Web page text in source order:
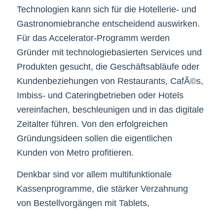
Technologien kann sich für die Hotellerie- und
Gastronomiebranche entscheidend auswirken.
Für das Accelerator-Programm werden
Gründer mit technologiebasierten Services und
Produkten gesucht, die Geschäftsabläufe oder
Kundenbeziehungen von Restaurants, CafÃ©s,
Imbiss- und Cateringbetrieben oder Hotels
vereinfachen, beschleunigen und in das digitale
Zeitalter führen. Von den erfolgreichen
Gründungsideen sollen die eigentlichen
Kunden von Metro profitieren.
Denkbar sind vor allem multifunktionale
Kassenprogramme, die stärker Verzahnung
von Bestellvorgängen mit Tablets,